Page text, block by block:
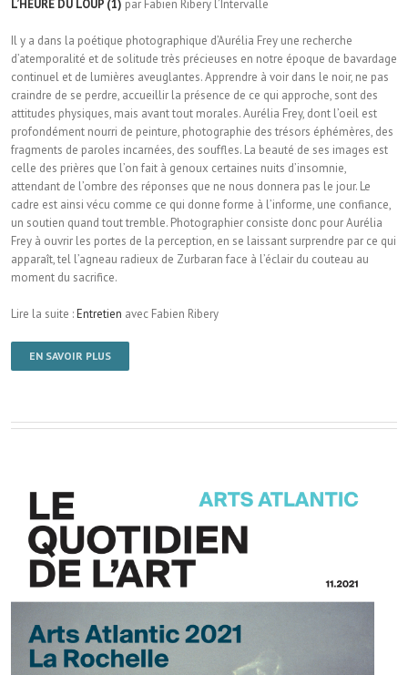
L’HEURE DU LOUP (1) par Fabien Ribery l’Intervalle
Il y a dans la poétique photographique d’Aurélia Frey une recherche
d’atemporalité et de solitude très précieuses en notre époque de bavardage
continuel et de lumières aveuglantes. Apprendre à voir dans le noir, ne pas
craindre de se perdre, accueillir la présence de ce qui approche, sont des
attitudes physiques, mais avant tout morales. Aurélia Frey, dont l’oeil est
profondément nourri de peinture, photographie des trésors éphémères, des
fragments de paroles incarnées, des souffles. La beauté de ses images est
celle des prières que l’on fait à genoux certaines nuits d’insomnie,
attendant de l’ombre des réponses que ne nous donnera pas le jour. Le
cadre est ainsi vécu comme ce qui donne forme à l’informe, une confiance,
un soutien quand tout tremble. Photographier consiste donc pour Aurélia
Frey à ouvrir les portes de la perception, en se laissant surprendre par ce qui
apparaît, tel l’agneau radieux de Zurbaran face à l’éclair du couteau au
moment du sacrifice.
Lire la suite :Entretien avec Fabien Ribery
EN SAVOIR PLUS